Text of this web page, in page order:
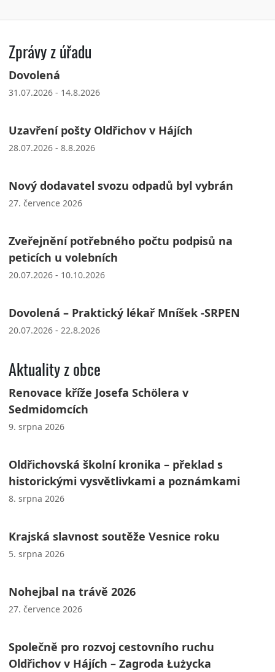
Zprávy z úřadu
Dovolená
31.07.2026 - 14.8.2026
Uzavření pošty Oldřichov v Hájích
28.07.2026 - 8.8.2026
Nový dodavatel svozu odpadů byl vybrán
27. července 2026
Zveřejnění potřebného počtu podpisů na
peticích u volebních
20.07.2026 - 10.10.2026
Dovolená – Praktický lékař Mníšek -SRPEN
20.07.2026 - 22.8.2026
Aktuality z obce
Renovace kříže Josefa Schölera v
Sedmidomcích
9. srpna 2026
Oldřichovská školní kronika – překlad s
historickými vysvětlivkami a poznámkami
8. srpna 2026
Krajská slavnost soutěže Vesnice roku
5. srpna 2026
Nohejbal na trávě 2026
27. července 2026
Společně pro rozvoj cestovního ruchu
Oldřichov v Hájích – Zagroda Łużycka